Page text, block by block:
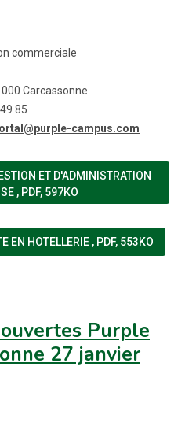
commerciale
Carcassonne
85
campus.com
ET D'ADMINISTRATION
(NOUVELLE FENÊTRE)
, PDF, 597KO
EN HOTELLERIE (NOUVELLE
, PDF, 553KO
Purple
27 janvier